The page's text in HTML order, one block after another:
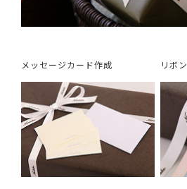
メッセージカード作成 リボン